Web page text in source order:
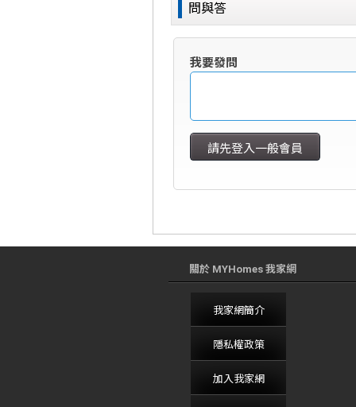
問與答
我要發問
關於 MYHomes 我家網
我家網簡介
隱私權政策
加入我家網